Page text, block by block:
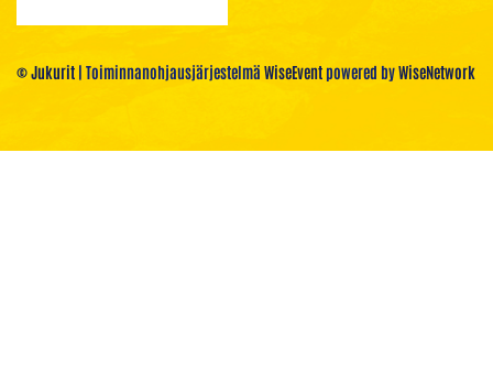
© Jukurit | Toiminnanohjausjärjestelmä WiseEventpowered byWiseNetwork